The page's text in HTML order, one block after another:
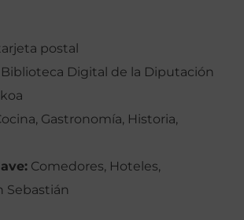
postal
Biblioteca Digital de la Diputación
Gastronomía, Historia,
Comedores, Hoteles,
Sebastián